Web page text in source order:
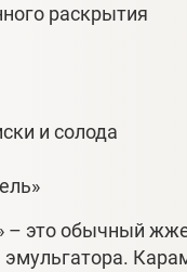
раскрытия
и солода
– это обычный